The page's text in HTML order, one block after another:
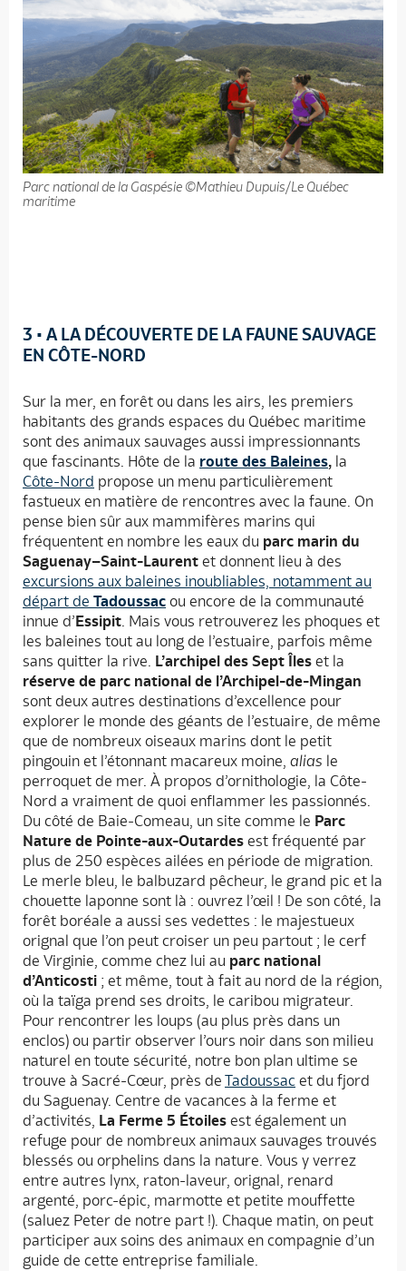
Parc national de la Gaspésie ©Mathieu Dupuis/Le Québec
maritime
3 • A LA DÉCOUVERTE DE LA FAUNE SAUVAGE
EN CÔTE-NORD
Sur la mer, en forêt ou dans les airs, les premiers
habitants des grands espaces du Québec maritime
sont des animaux sauvages aussi impressionnants
que fascinants. Hôte de la route des Baleines, la
Côte-Nord propose un menu particulièrement
fastueux en matière de rencontres avec la faune. On
pense bien sûr aux mammifères marins qui
fréquentent en nombre les eaux du parc marin du
Saguenay–Saint-Laurent et donnent lieu à des
excursions aux baleines inoubliables, notamment au
départ de Tadoussac ou encore de la communauté
innue d’Essipit. Mais vous retrouverez les phoques et
les baleines tout au long de l’estuaire, parfois même
sans quitter la rive. L’archipel des Sept Îles et la
réserve de parc national de l’Archipel-de-Mingan
sont deux autres destinations d’excellence pour
explorer le monde des géants de l’estuaire, de même
que de nombreux oiseaux marins dont le petit
pingouin et l’étonnant macareux moine, alias le
perroquet de mer. À propos d’ornithologie, la Côte-
Nord a vraiment de quoi enflammer les passionnés.
Du côté de Baie-Comeau, un site comme le Parc
Nature de Pointe-aux-Outardes est fréquenté par
plus de 250 espèces ailées en période de migration.
Le merle bleu, le balbuzard pêcheur, le grand pic et la
chouette laponne sont là : ouvrez l’œil ! De son côté, la
forêt boréale a aussi ses vedettes : le majestueux
orignal que l’on peut croiser un peu partout ; le cerf
de Virginie, comme chez lui au parc national
d’Anticosti ; et même, tout à fait au nord de la région,
où la taïga prend ses droits, le caribou migrateur.
Pour rencontrer les loups (au plus près dans un
enclos) ou partir observer l’ours noir dans son milieu
naturel en toute sécurité, notre bon plan ultime se
trouve à Sacré-Cœur, près de Tadoussac et du fjord
du Saguenay. Centre de vacances à la ferme et
d’activités, La Ferme 5 Étoiles est également un
refuge pour de nombreux animaux sauvages trouvés
blessés ou orphelins dans la nature. Vous y verrez
entre autres lynx, raton-laveur, orignal, renard
argenté, porc-épic, marmotte et petite mouffette
(saluez Peter de notre part !). Chaque matin, on peut
participer aux soins des animaux en compagnie d’un
guide de cette entreprise familiale.